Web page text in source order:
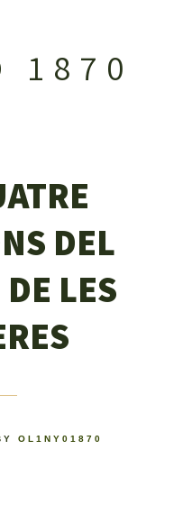
1870
DEL
LES
OL1NY01870